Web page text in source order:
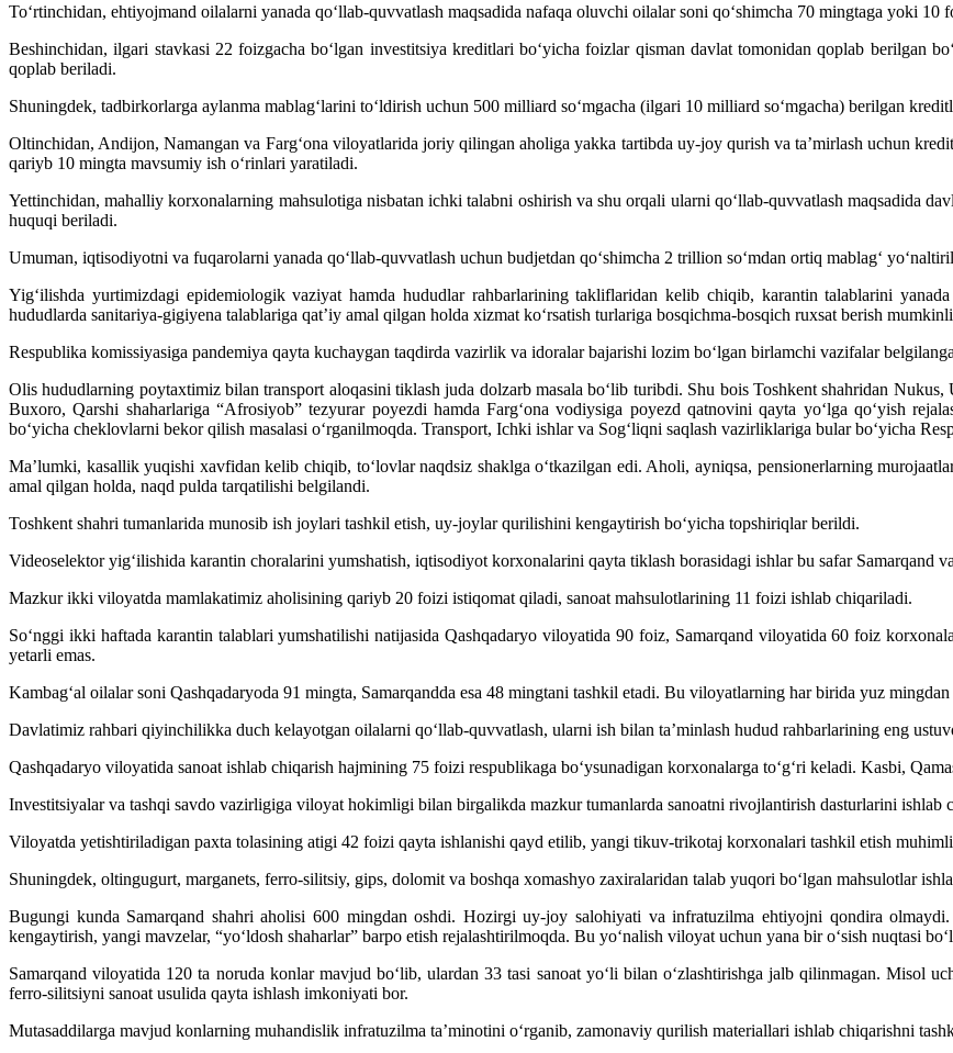
To‘rtinchidan, ehtiyojmand oilalarni yanada qo‘llab-quvvatlash maqsadida nafaqa oluvchi oilalar soni qo‘shimcha 70 mingtaga yoki
Beshinchidan, ilgari stavkasi 22 foizgacha bo‘lgan investitsiya kreditlari bo‘yicha foizlar qisman davlat tomonidan qoplab berilgan
qoplab beriladi.
Shuningdek, tadbirkorlarga aylanma mablag‘larini to‘ldirish uchun 500 milliard so‘mgacha (ilgari 10 milliard so‘mgacha) berilgan
Oltinchidan, Andijon, Namangan va Farg‘ona viloyatlarida joriy qilingan aholiga yakka tartibda uy-joy qurish va ta’mirlash uchun
qariyb 10 mingta mavsumiy ish o‘rinlari yaratiladi.
Yettinchidan, mahalliy korxonalarning mahsulotiga nisbatan ichki talabni oshirish va shu orqali ularni qo‘llab-quvvatlash maqsadida
huquqi beriladi.
Umuman, iqtisodiyotni va fuqarolarni yanada qo‘llab-quvvatlash uchun budjetdan qo‘shimcha 2 trillion so‘mdan ortiq mablag‘
Yig‘ilishda yurtimizdagi epidemiologik vaziyat hamda hududlar rahbarlarining takliflaridan kelib chiqib, karantin talablarini
hududlarda sanitariya-gigiyena talablariga qat’iy amal qilgan holda xizmat ko‘rsatish turlariga bosqichma-bosqich ruxsat berish
Respublika komissiyasiga pandemiya qayta kuchaygan taqdirda vazirlik va idoralar bajarishi lozim bo‘lgan birlamchi vazifalar
Olis hududlarning poytaxtimiz bilan transport aloqasini tiklash juda dolzarb masala bo‘lib turibdi. Shu bois Toshkent shahridan
Buxoro, Qarshi shaharlariga “Afrosiyob” tezyurar poyezdi hamda Farg‘ona vodiysiga poyezd qatnovini qayta yo‘lga qo‘yish
bo‘yicha cheklovlarni bekor qilish masalasi o‘rganilmoqda. Transport, Ichki ishlar va Sog‘liqni saqlash vazirliklariga bular bo‘yicha
Ma’lumki, kasallik yuqishi xavfidan kelib chiqib, to‘lovlar naqdsiz shaklga o‘tkazilgan edi. Aholi, ayniqsa, pensionerlarning
amal qilgan holda, naqd pulda tarqatilishi belgilandi.
Toshkent shahri tumanlarida munosib ish joylari tashkil etish, uy-joylar qurilishini kengaytirish bo‘yicha topshiriqlar berildi.
Videoselektor yig‘ilishida karantin choralarini yumshatish, iqtisodiyot korxonalarini qayta tiklash borasidagi ishlar bu safar Samarqand
Mazkur ikki viloyatda mamlakatimiz aholisining qariyb 20 foizi istiqomat qiladi, sanoat mahsulotlarining 11 foizi ishlab chiqariladi.
So‘nggi ikki haftada karantin talablari yumshatilishi natijasida Qashqadaryo viloyatida 90 foiz, Samarqand viloyatida 60 foiz
yetarli emas.
Kambag‘al oilalar soni Qashqadaryoda 91 mingta, Samarqandda esa 48 mingtani tashkil etadi. Bu viloyatlarning har birida yuz
Davlatimiz rahbari qiyinchilikka duch kelayotgan oilalarni qo‘llab-quvvatlash, ularni ish bilan ta’minlash hudud rahbarlarining eng
Qashqadaryo viloyatida sanoat ishlab chiqarish hajmining 75 foizi respublikaga bo‘ysunadigan korxonalarga to‘g‘ri keladi. Kasbi,
Investitsiyalar va tashqi savdo vazirligiga viloyat hokimligi bilan birgalikda mazkur tumanlarda sanoatni rivojlantirish dasturlarini ishlab
Viloyatda yetishtiriladigan paxta tolasining atigi 42 foizi qayta ishlanishi qayd etilib, yangi tikuv-trikotaj korxonalari tashkil etish
Shuningdek, oltingugurt, marganets, ferro-silitsiy, gips, dolomit va boshqa xomashyo zaxiralaridan talab yuqori bo‘lgan mahsulotlar
Bugungi kunda Samarqand shahri aholisi 600 mingdan oshdi. Hozirgi uy-joy salohiyati va infratuzilma ehtiyojni qondira olmaydi.
kengaytirish, yangi mavzelar, “yo‘ldosh shaharlar” barpo etish rejalashtirilmoqda. Bu yo‘nalish viloyat uchun yana bir o‘sish nuqtasi
Samarqand viloyatida 120 ta noruda konlar mavjud bo‘lib, ulardan 33 tasi sanoat yo‘li bilan o‘zlashtirishga jalb qilinmagan. Misol
ferro-silitsiyni sanoat usulida qayta ishlash imkoniyati bor.
Mutasaddilarga mavjud konlarning muhandislik infratuzilma ta’minotini o‘rganib, zamonaviy qurilish materiallari ishlab chiqarishni